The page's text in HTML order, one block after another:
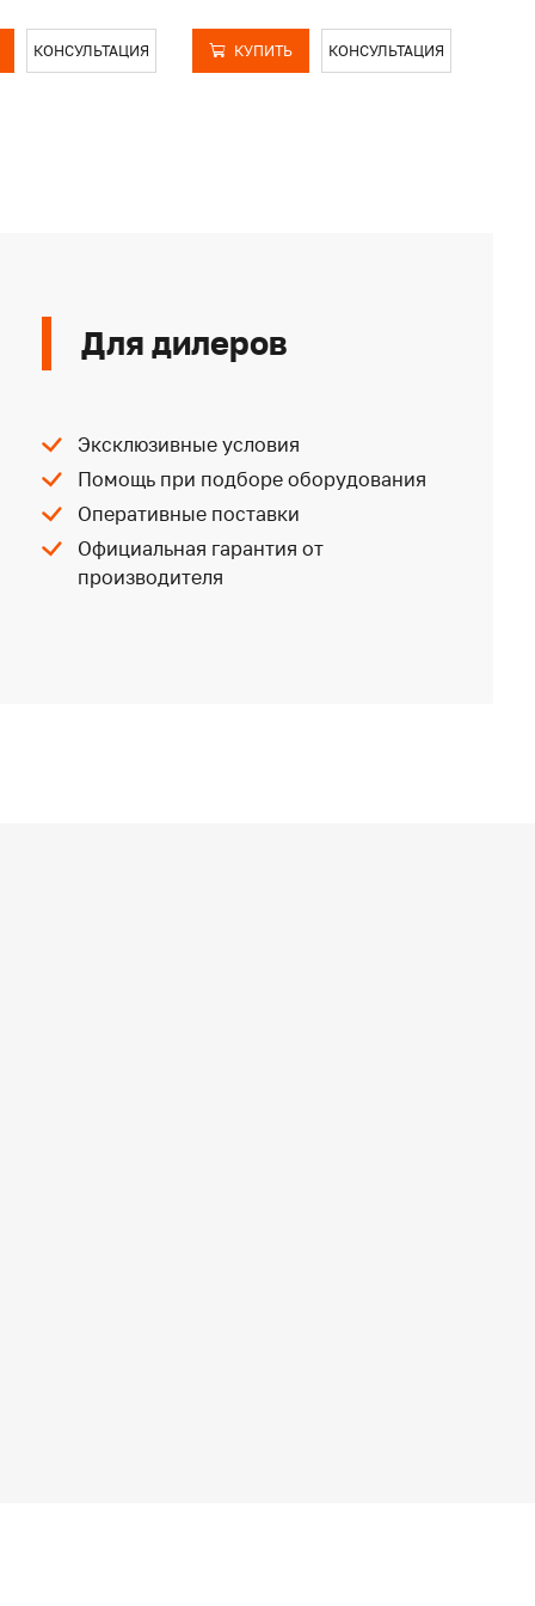
КОНСУЛЬТАЦИЯ КУПИТЬ КОНСУЛЬТАЦИЯ
Для дилеров
Эксклюзивные условия
Помощь при подборе оборудования
Оперативные поставки
Официальная гарантия от
производителя